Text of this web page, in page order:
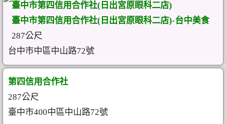
臺中市第四信用合作社(日出宮原眼科二店)
臺中市第四信用合作社(日出宮原眼科二店)-台中美食
287公尺
台中市中區中山路72號
第四信用合作社
287公尺
臺中市400中區中山路72號